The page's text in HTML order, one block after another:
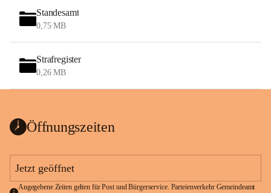
Standesamt
0,75 MB
Strafregister
0,26 MB
Öffnungszeiten
Jetzt geöffnet
Angegebene Zeiten gelten für Post und Bürgerservice. Parteienverkehr Gemeindeamt